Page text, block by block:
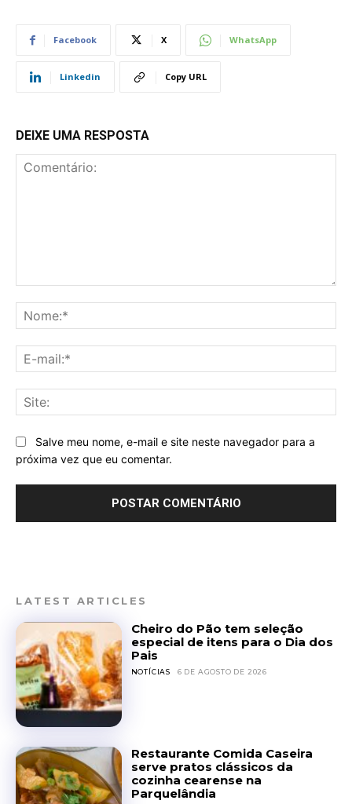
Facebook X WhatsApp
Linkedin Copy URL
DEIXE UMA RESPOSTA
Salve meu nome, e-mail e site neste navegador para a
próxima vez que eu comentar.
LATEST ARTICLES
Cheiro do Pão tem seleção
especial de itens para o Dia dos
Pais
NOTÍCIAS 6 DE AGOSTO DE 2026
Restaurante Comida Caseira
serve pratos clássicos da
cozinha cearense na
Parquelândia